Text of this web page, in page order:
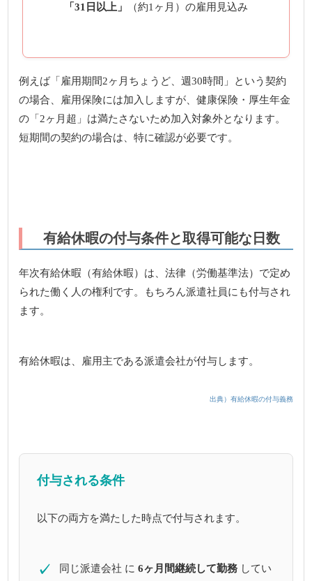
「31日以上」 （約1ヶ月）の雇用見込み
例えば「雇用期間2ヶ月ちょうど、週30時間」という契約
の場合、雇用保険には加入しますが、健康保険・厚生年金
の「2ヶ月超」は満たさないため加入対象外となります。
短期間の契約の場合は、特に確認が必要です。
有給休暇の付与条件と取得可能な日数
年次有給休暇（有給休暇）は、法律（労働基準法）で定め
られた働く人の権利です。もちろん派遣社員にも付与され
ます。
有給休暇は、雇用主である派遣会社が付与します。
出典）有給休暇の付与義務
付与される条件
以下の両方を満たした時点で付与されます。
✓ 同じ派遣会社 に6ヶ月間継続して勤務 してい